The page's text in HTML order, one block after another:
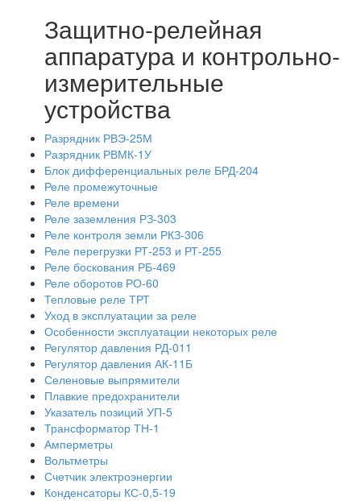
Защитно-релейная
аппаратура и контрольно-
измерительные
устройства
Разрядник РВЭ-25М
Разрядник РВМК-1У
Блок дифференциальных реле БРД-204
Реле промежуточные
Реле времени
Реле заземления РЗ-303
Реле контроля земли РКЗ-306
Реле перегрузки РТ-253 и РТ-255
Реле боскования РБ-469
Реле оборотов РО-60
Тепловые реле ТРТ
Уход в эксплуатации за реле
Особенности эксплуатации некоторых реле
Регулятор давления РД-011
Регулятор давления АК-11Б
Селеновые выпрямители
Плавкие предохранители
Указатель позиций УП-5
Трансформатор ТН-1
Амперметры
Вольтметры
Счетчик электроэнергии
Конденсаторы КС-0,5-19